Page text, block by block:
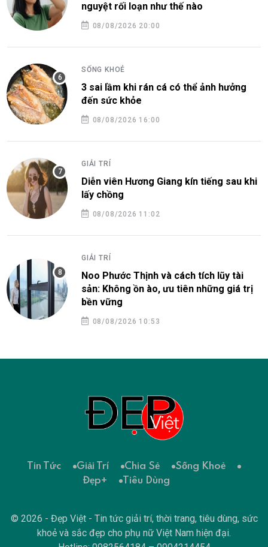
nguyệt rối loạn như thế nào
08/08/2026 20:00
SỐNG KHOẺ
3 sai lầm khi rán cá có thể ảnh hưởng
đến sức khỏe
08/08/2026 16:00
GIẢI TRÍ
Diễn viên Hương Giang kín tiếng sau khi
lấy chồng
08/08/2026 11:02
GIẢI TRÍ
Noo Phước Thịnh và cách tích lũy tài
sản: Không ồn ào, ưu tiên những giá trị
bền vững
08/08/2026 10:53
Tin Tức Giải Trí Chia Sẻ
Sống Khoẻ
Đẹp+
Tiêu Dùng
© 2026 - Đẹp Việt - Tin tức giải trí, thời trang, tiêu dùng, sức
khoẻ và sắc đẹp cho phụ nữ Việt Nam hiện đại.